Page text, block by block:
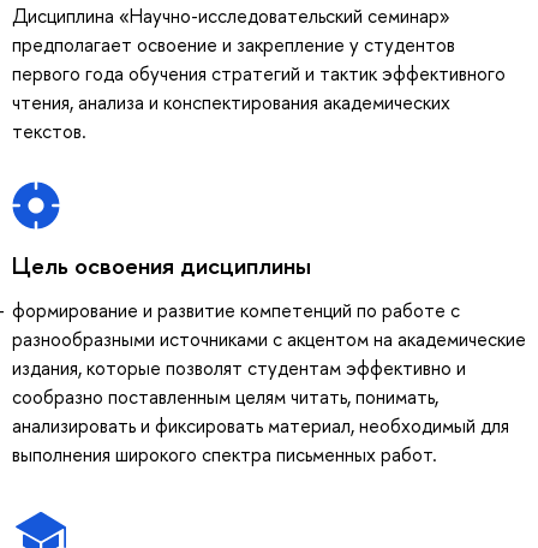
Дисциплина «Научно-исследовательский семинар»
предполагает освоение и закрепление у студентов
первого года обучения стратегий и тактик эффективного
чтения, анализа и конспектирования академических
текстов.
Цель освоения дисциплины
формирование и развитие компетенций по работе с
разнообразными источниками с акцентом на академические
издания, которые позволят студентам эффективно и
сообразно поставленным целям читать, понимать,
анализировать и фиксировать материал, необходимый для
выполнения широкого спектра письменных работ.